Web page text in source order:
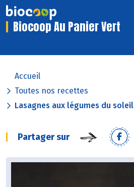
Biocoop Au Panier Vert
Accueil
Toutes nos recettes
Lasagnes aux légumes du soleil
Partager sur